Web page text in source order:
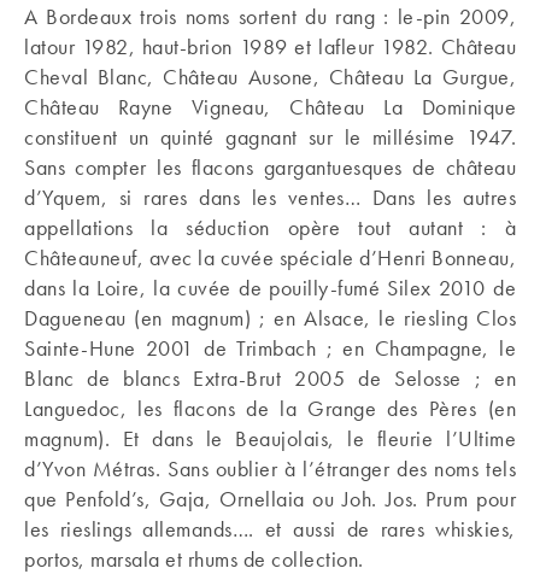
A Bordeaux trois noms sortent du rang : le-pin 2009,
latour 1982, haut-brion 1989 et lafleur 1982. Château
Cheval Blanc, Château Ausone, Château La Gurgue,
Château Rayne Vigneau, Château La Dominique
constituent un quinté gagnant sur le millésime 1947.
Sans compter les flacons gargantuesques de château
d’Yquem, si rares dans les ventes… Dans les autres
appellations la séduction opère tout autant : à
Châteauneuf, avec la cuvée spéciale d’Henri Bonneau,
dans la Loire, la cuvée de pouilly-fumé Silex 2010 de
Dagueneau (en magnum) ; en Alsace, le riesling Clos
Sainte-Hune 2001 de Trimbach ; en Champagne, le
Blanc de blancs Extra-Brut 2005 de Selosse ; en
Languedoc, les flacons de la Grange des Pères (en
magnum). Et dans le Beaujolais, le fleurie l’Ultime
d’Yvon Métras. Sans oublier à l’étranger des noms tels
que Penfold’s, Gaja, Ornellaia ou Joh. Jos. Prum pour
les rieslings allemands…. et aussi de rares whiskies,
portos, marsala et rhums de collection.